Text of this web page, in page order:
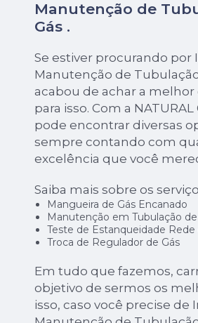
Manutenção de
Gás .
Se estiver procurando por
Manutenção de
acabou de achar a melhor
para isso. Com a NATURAL
pode encontrar diversas
sempre contando com
excelência que você
Saiba mais sobre os
Mangueira de Gás Encanado
Manutenção em Tubulação de
Teste de Estanqueidade Rede
Troca de Regulador de Gás
Em tudo que fazemos,
objetivo de sermos os
isso, caso você precise de